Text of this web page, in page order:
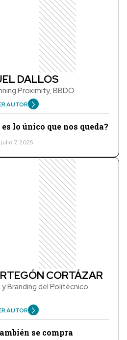
DALLOS
Proximity, BBDO.
AUTOR
lo único que nos queda?
julio 7, 2025
CORTÁZAR
Branding del Politécnico
AUTOR
se compra